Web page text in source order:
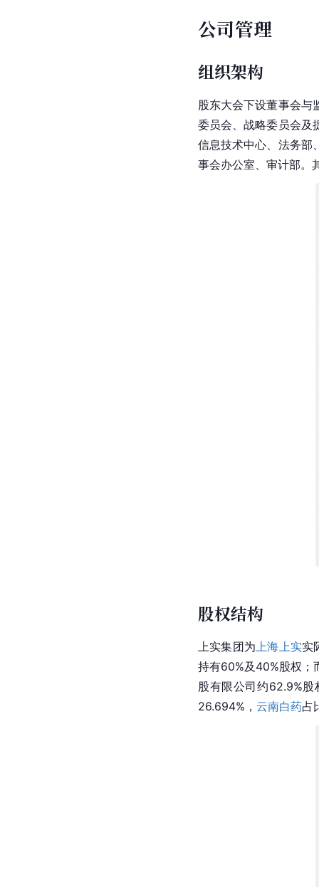
公司管理
组织架构
股东大会下设董事会与
委员会、战略委员会及
信息技术中心、法务部
事会办公室、审计部。
股权结构
上实集团为 上海上实实
持有60%及40%股权；
股有限公司约62.9%
26.694%， 云南白药占